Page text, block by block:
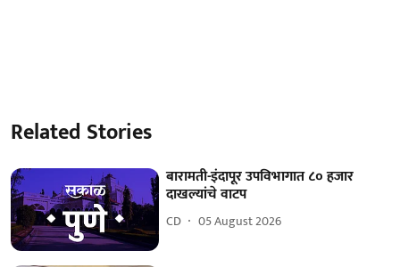
Related Stories
बारामती-इंदापूर उपविभागात ८० हजार
दाखल्यांचे वाटप
CD 05 August 2026